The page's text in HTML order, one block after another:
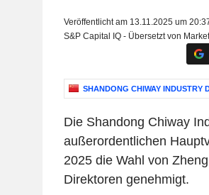
Veröffentlicht am 13.11.2025 um
S&P Capital IQ - Übersetzt von
SHANDONG CHIWAY INDUSTRY
Die Shandong Chiway
außerordentlichen
2025 die Wahl von
Direktoren genehmigt.